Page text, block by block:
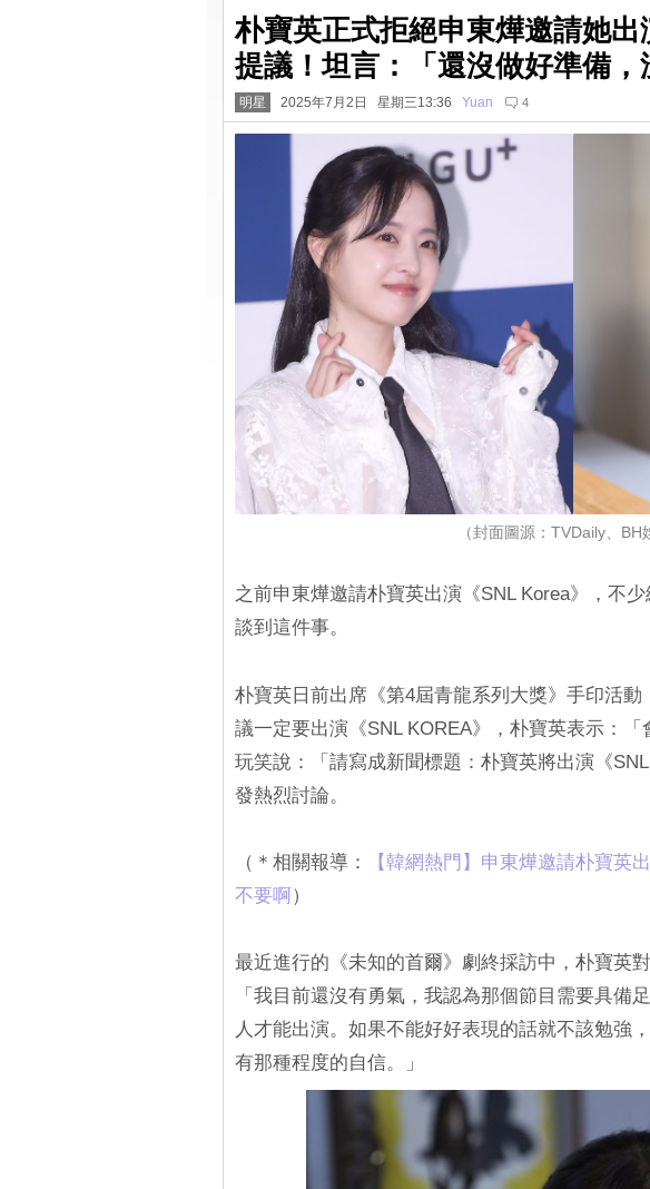
朴寶英正式拒絕申東燁邀請她
提議！坦言：「還沒做好準備，
明星 2025年7月2日 星期三13:36 Yuan 4
（封面圖源：TVDaily、BH
之前申東燁邀請朴寶英出演《SNL Korea》，不
談到這件事。
朴寶英日前出席《第4屆青龍系列大獎》手印活
議一定要出演《SNL KOREA》，朴寶英表示：
玩笑說：「請寫成新聞標題：朴寶英將出演《
發熱烈討論。
（＊相關報導：
【韓網熱門】申東燁邀請朴寶英
不要啊）
最近進行的《未知的首爾》劇終採訪中，朴寶英
「我目前還沒有勇氣，我認為那個節目需要具備
人才能出演。如果不能好好表現的話就不該勉強
有那種程度的自信。」